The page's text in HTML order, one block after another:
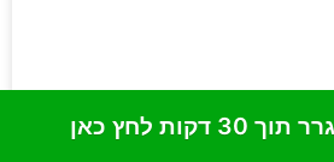
דקות לחץ כאן